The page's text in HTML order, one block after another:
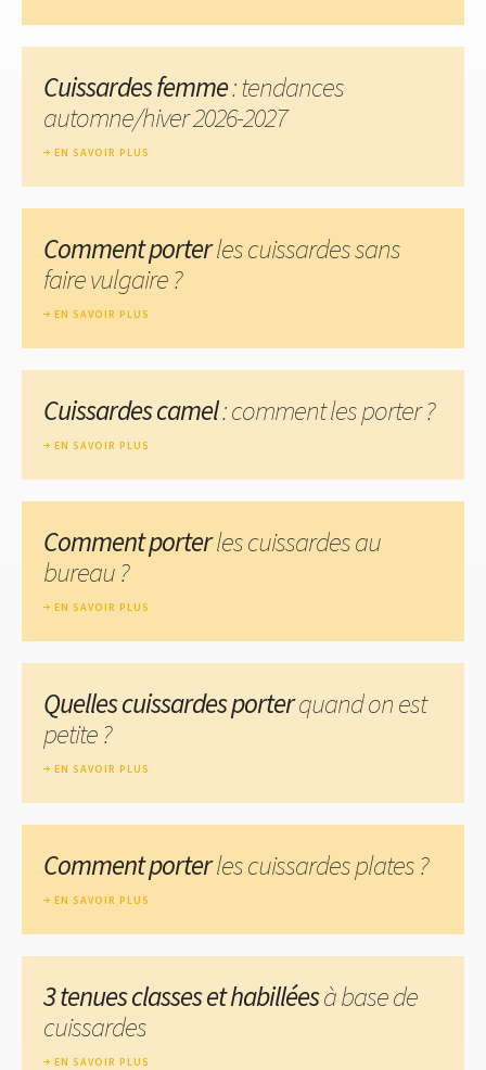
Cuissardes femme: tendances
automne/hiver 2026-2027
EN SAVOIR PLUS
Comment porterles cuissardes sans
faire vulgaire ?
EN SAVOIR PLUS
Cuissardes camel: comment les porter ?
EN SAVOIR PLUS
Comment porterles cuissardes au
bureau ?
EN SAVOIR PLUS
Quelles cuissardes porterquand on est
petite ?
EN SAVOIR PLUS
Comment porterles cuissardes plates ?
EN SAVOIR PLUS
3 tenues classes et habilléesà base de
cuissardes
EN SAVOIR PLUS